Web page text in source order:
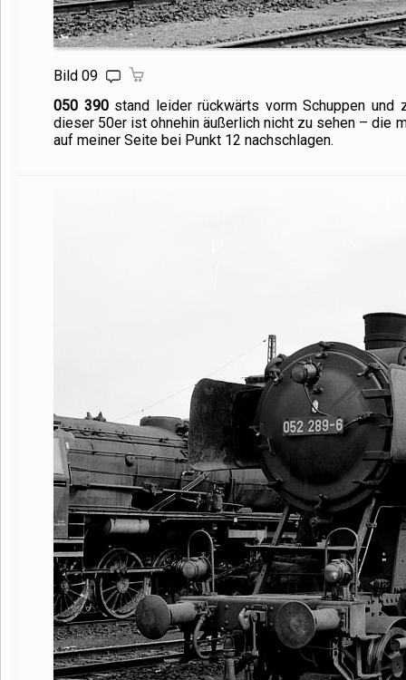
Bild 09
050 390stand leider rückwärts vorm Schuppen und
dieser 50er ist ohnehin äußerlich nicht zu sehen – die
auf meiner Seite bei Punkt 12 nachschlagen.